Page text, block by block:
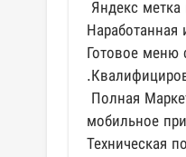
Яндекс метка
Наработанная
Готовое меню
Полная
мобильное
Техническая